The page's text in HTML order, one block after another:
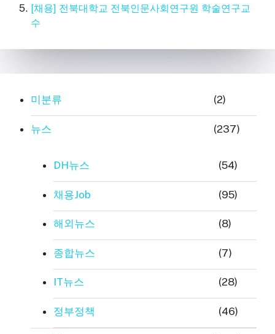
[채용] 전북대학교 전북인문사회연구원 학술연구교
수
미분류 (2)
뉴스 (237)
DH뉴스 (54)
채용Job (95)
해외뉴스 (8)
종합뉴스 (7)
IT뉴스 (28)
정부정책 (46)